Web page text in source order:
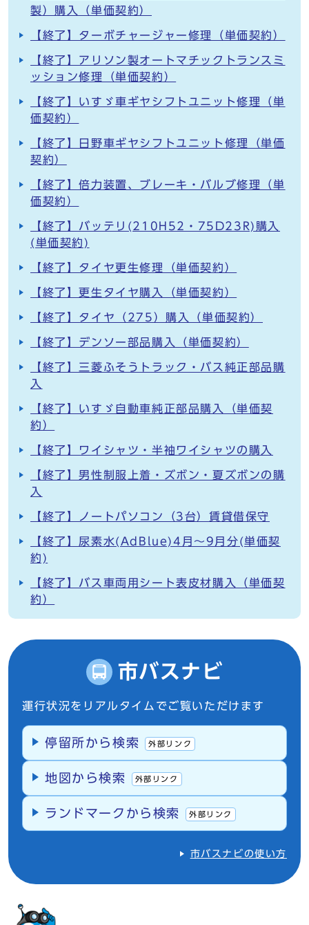
製）購入（単価契約）
【終了】ターボチャージャー修理（単価契約）
【終了】アリソン製オートマチックトランスミ
ッション修理（単価契約）
【終了】いすゞ車ギヤシフトユニット修理（単
価契約）
【終了】日野車ギヤシフトユニット修理（単価
契約）
【終了】倍力装置、ブレーキ・バルブ修理（単
価契約）
【終了】バッテリ(210H52・75D23R)購入
(単価契約)
【終了】タイヤ更生修理（単価契約）
【終了】更生タイヤ購入（単価契約）
【終了】タイヤ（275）購入（単価契約）
【終了】デンソー部品購入（単価契約）
【終了】三菱ふそうトラック・バス純正部品購
入
【終了】いすゞ自動車純正部品購入（単価契
約）
【終了】ワイシャツ・半袖ワイシャツの購入
【終了】男性制服上着・ズボン・夏ズボンの購
入
【終了】ノートパソコン（3台）賃貸借保守
【終了】尿素水(AdBlue)4月～9月分(単価契
約)
【終了】バス車両用シート表皮材購入（単価契
約）
市バスナビ
運行状況をリアルタイムでご覧いただけます
停留所から検索 外部リンク
地図から検索 外部リンク
ランドマークから検索 外部リンク
市バスナビの使い方